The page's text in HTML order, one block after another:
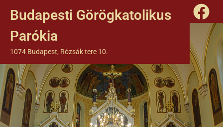
Budapesti Görögkatolikus
Parókia
1074 Budapest, Rózsák tere 10.